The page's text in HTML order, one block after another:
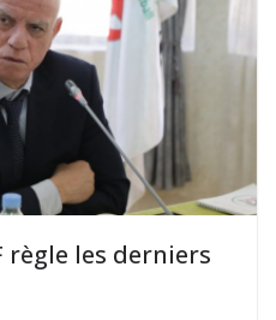
règle les derniers